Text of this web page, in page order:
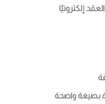
إلكترونيًا
بصيغة واضحة